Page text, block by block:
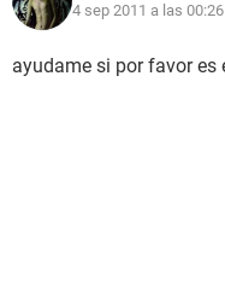
4 sep 2011 a las 00:26
ayudame si por favor es